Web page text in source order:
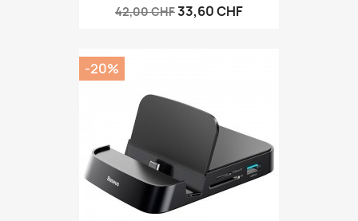
42,00 CHF33,60 CHF
-20%